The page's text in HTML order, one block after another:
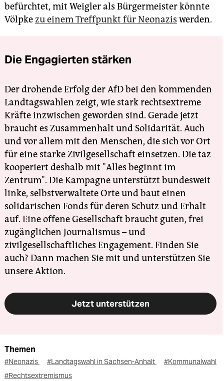
befürchtet, mit Weigler als Bürgermeister könnte
Völpkezu einem Treffpunkt für Neonazis werden.
Die Engagierten stärken
Der drohende Erfolg der AfD bei den kommenden
Landtagswahlen zeigt, wie stark rechtsextreme
Kräfte inzwischen geworden sind. Gerade jetzt
braucht es Zusammenhalt und Solidarität. Auch
und vor allem mit den Menschen, die sich vor Ort
für eine starke Zivilgesellschaft einsetzen. Die taz
kooperiert deshalb mit "Alles beginnt im
Zentrum". Die Kampagne unterstützt bundesweit
linke, selbstverwaltete Orte und baut einen
solidarischen Fonds für deren Schutz und Erhalt
auf. Eine offene Gesellschaft braucht guten, frei
zugänglichen Journalismus – und
zivilgesellschaftliches Engagement. Finden Sie
auch? Dann machen Sie mit und unterstützen Sie
unsere Aktion.
Jetzt unterstützen
Themen
#Neonazis #Landtagswahl in Sachsen-Anhalt
#Kommunalwahl
#Rechtsextremismus